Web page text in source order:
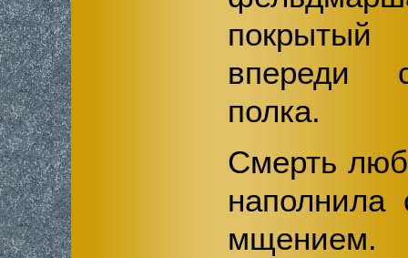
впереди
полка.
Смерть
наполнила